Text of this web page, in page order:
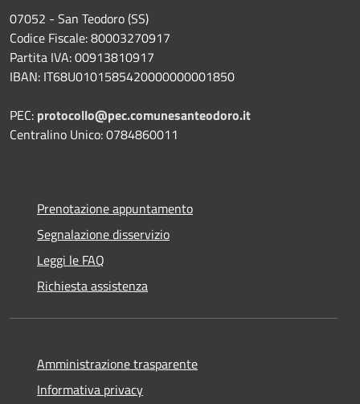
07052 - San Teodoro (SS)
Codice Fiscale: 80003270917
Partita IVA: 00913810917
IBAN: IT68U0101585420000000001850
PEC: protocollo@pec.comunesanteodoro.it
Centralino Unico: 0784860011
Prenotazione appuntamento
Segnalazione disservizio
Leggi le FAQ
Richiesta assistenza
Amministrazione trasparente
Informativa privacy